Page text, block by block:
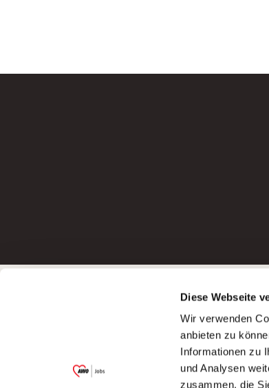
Diese Webseite
Wir verwenden
anbieten zu
Informationen zu
und Analysen
zusammen, die
Garitz Bewirtschaftungsbetriebe GmbH
(Ein Tochterunternehmen des AWO
Bezirksverbandes Unterfranken e.V.)